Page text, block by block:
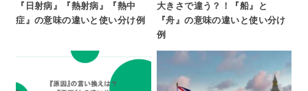
『日射病』『熱射病』『熱中
症』の意味の違いと使い分け例
大きさで違う？！『船』と
『舟』の意味の違いと使い分け
例